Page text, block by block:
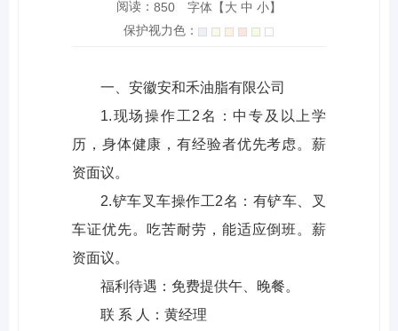
阅读： 850 字体【大 中 小】
保护视力色：
一、安徽安和禾油脂有限公司
1.现场操作工2名：中专及以上学
历，身体健康，有经验者优先考虑。薪
资面议。
2.铲车叉车操作工2名：有铲车、叉
车证优先。吃苦耐劳，能适应倒班。薪
资面议。
福利待遇：免费提供午、晚餐。
联 系 人：黄经理